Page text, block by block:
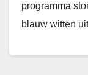
programma
blauw witten